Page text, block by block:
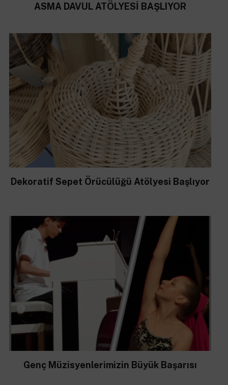
ASMA DAVUL ATÖLYESİ BAŞLIYOR
Dekoratif Sepet Örücülüğü Atölyesi Başlıyor
Genç Müzisyenlerimizin Büyük Başarısı